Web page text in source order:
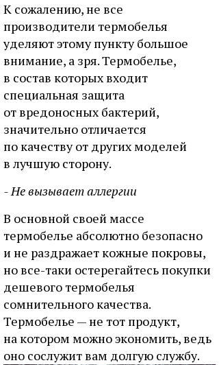
К сожалению, не все
производители термобелья
уделяют этому пункту большое
внимание, а зря. Термобелье,
в состав которых входит
специальная защита
от вредоносных бактерий,
значительно отличается
по качеству от других моделей
в лучшую сторону.
- Не вызывает аллергии
В основной своей массе
термобелье абсолютно безопасно
и не раздражает кожные покровы,
но все-таки остерегайтесь покупки
дешевого термобелья
сомнительного качества.
Термобелье — не тот продукт,
на котором можно экономить, ведь
оно сослужит вам долгую службу.